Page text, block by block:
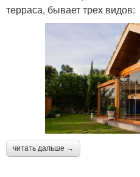
терраса, бывает трех видов:
читать дальше →